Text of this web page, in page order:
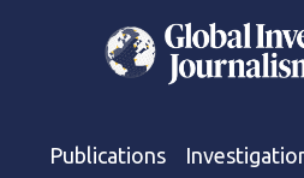
Publications